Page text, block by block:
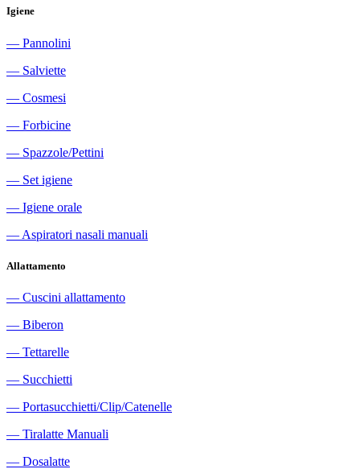
Igiene
― Pannolini
― Salviette
― Cosmesi
― Forbicine
― Spazzole/Pettini
― Set igiene
― Igiene orale
― Aspiratori nasali manuali
Allattamento
― Cuscini allattamento
― Biberon
― Tettarelle
― Succhietti
― Portasucchietti/Clip/Catenelle
― Tiralatte Manuali
― Dosalatte